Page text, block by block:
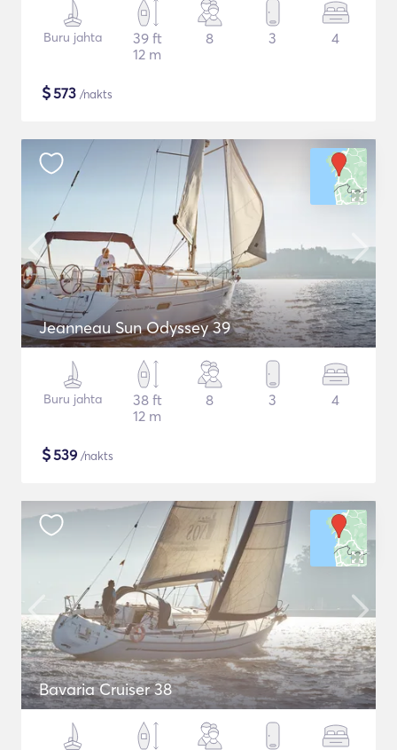
Buru jahta
39 ft
12 m
8 3 4
$573 /nakts
Jeanneau Sun Odyssey 39
Buru jahta
38 ft
12 m
8 3 4
$539 /nakts
Bavaria Cruiser 38